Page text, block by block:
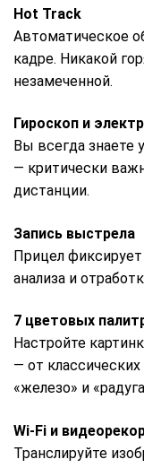
Hot Track
Автоматическое
кадре. Никакой
незамеченной.
Гироскоп и
Вы всегда знаете
— критически
дистанции.
Запись выстрела
Прицел
анализа и
7 цветовых
Настройте
— от
«железо» и
Wi-Fi и
Транслируйте